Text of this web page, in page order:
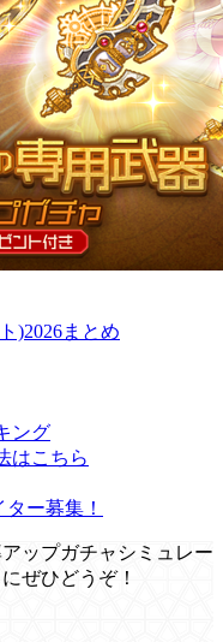
)2026まとめ
ング
はこちら
ー募集！
ップガチャシミュレー
ぜひどうぞ！